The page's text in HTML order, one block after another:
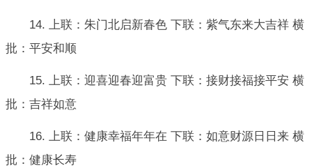
14. 上联：朱门北启新春色 下联：紫气东来大吉祥 横
批：平安和顺
15. 上联：迎喜迎春迎富贵 下联：接财接福接平安 横
批：吉祥如意
16. 上联：健康幸福年年在 下联：如意财源日日来 横
批：健康长寿